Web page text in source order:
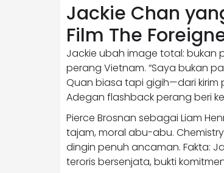
Jackie Chan
Film The
Jackie ubah image total: bukan
perang Vietnam. “Saya bukan
Quan biasa tapi gigih—dari kirim
Adegan flashback perang beri
Pierce Brosnan sebagai Liam
tajam, moral abu-abu.
dingin penuh ancaman. Fakta:
teroris bersenjata, bukti